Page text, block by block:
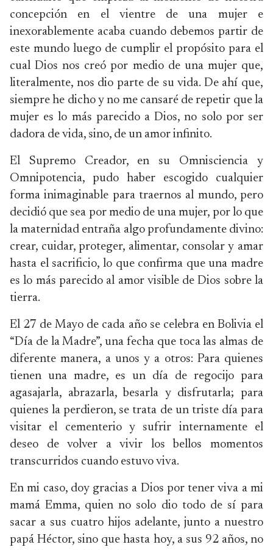
concepción en el vientre de una mujer e
inexorablemente acaba cuando debemos partir de
este mundo luego de cumplir el propósito para el
cual Dios nos creó por medio de una mujer que,
literalmente, nos dio parte de su vida. De ahí que,
siempre he dicho y no me cansaré de repetir que la
mujer es lo más parecido a Dios, no solo por ser
dadora de vida, sino, de un amor infinito.
El Supremo Creador, en su Omnisciencia y
Omnipotencia, pudo haber escogido cualquier
forma inimaginable para traernos al mundo, pero
decidió que sea por medio de una mujer, por lo que
la maternidad entraña algo profundamente divino:
crear, cuidar, proteger, alimentar, consolar y amar
hasta el sacrificio, lo que confirma que una madre
es lo más parecido al amor visible de Dios sobre la
tierra.
El 27 de Mayo de cada año se celebra en Bolivia el
“Día de la Madre”, una fecha que toca las almas de
diferente manera, a unos y a otros: Para quienes
tienen una madre, es un día de regocijo para
agasajarla, abrazarla, besarla y disfrutarla; para
quienes la perdieron, se trata de un triste día para
visitar el cementerio y sufrir internamente el
deseo de volver a vivir los bellos momentos
transcurridos cuando estuvo viva.
En mi caso, doy gracias a Dios por tener viva a mi
mamá Emma, quien no solo dio todo de sí para
sacar a sus cuatro hijos adelante, junto a nuestro
papá Héctor, sino que hasta hoy, a sus 92 años, no